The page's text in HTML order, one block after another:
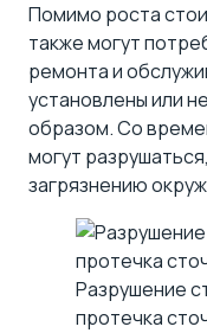
Помимо роста
также могут
ремонта и
установлены или
образом. Со
могут
загрязнению
Разрушение
протечка